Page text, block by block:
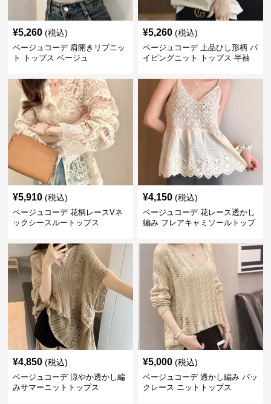
¥5,260 (税込)
ベージュコーデ 肩開きリブニッ
ト トップス ベージュ
¥5,260 (税込)
ベージュコーデ 上品ひし形柄 パ
イピングニット トップス 半袖
¥5,910 (税込)
ベージュコーデ 花柄レースVネ
ックシースルートップス
¥4,150 (税込)
ベージュコーデ 花レース透かし
編み フレアキャミソールトップ
¥4,850 (税込)
ベージュコーデ 涼やか透かし編
みサマーニットトップス
¥5,000 (税込)
ベージュコーデ 透かし編み バッ
クレース ニットトップス